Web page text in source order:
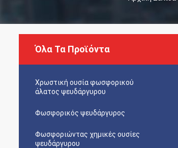
Όλα Τα Προϊόντα
Χρωστική ουσία φωσφορικού
άλατος ψευδάργυρου
Φωσφορικός ψευδάργυρος
Φωσφοριώντας χημικές ουσίες
ψευδάργυρου